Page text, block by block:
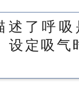
述了呼
设定吸